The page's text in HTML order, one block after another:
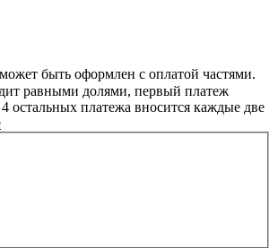
быть оформлен с оплатой частями.
равными долями, первый платеж
4 остальных платежа вносится каждые две